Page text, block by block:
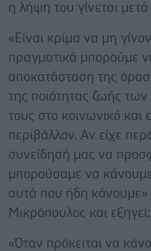
η λήψη του γίνεται
«Είναι κρίμα να μη
πραγματικά μπορούμε
αποκατάσταση της
της ποιότητας ζωής
τους στο κοινωνικό και
περιβάλλον. Αν είχε
συνείδησή μας να
μπορούσαμε να
αυτά που ήδη κάνουμε»
Μικρόπουλος και εξηγεί:
«Όταν πρόκειται να